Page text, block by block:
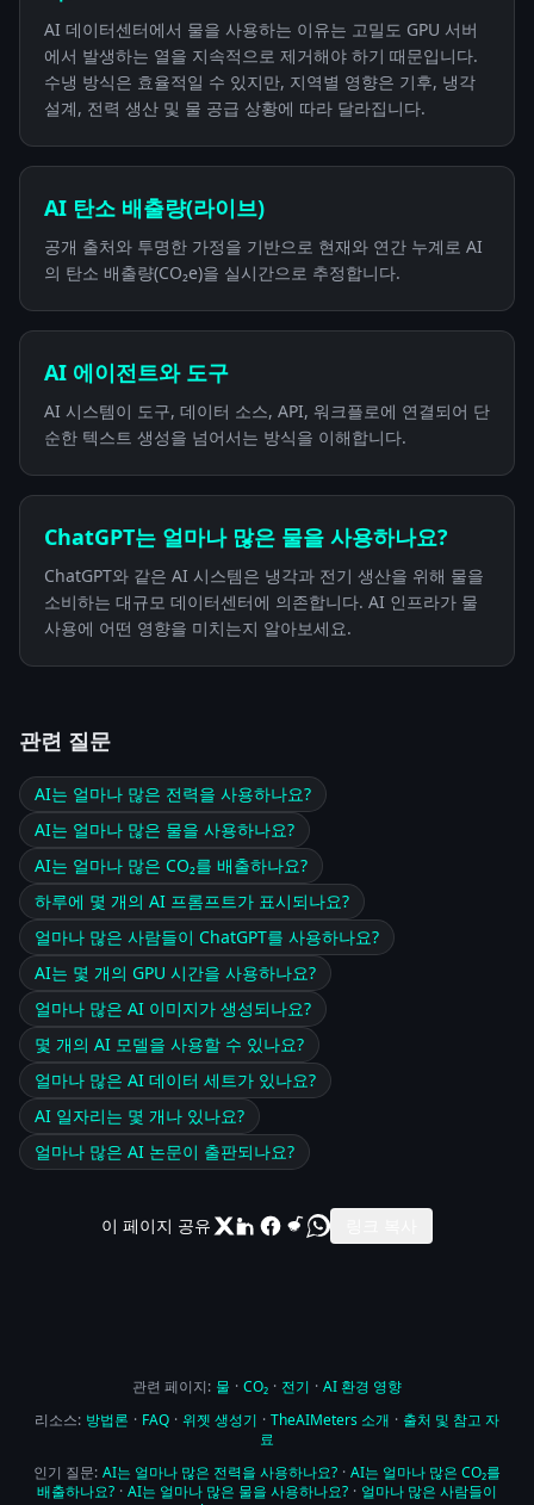
AI 데이터센터에서 물을 사용하는 이유는 고밀도 GPU 서버
에서 발생하는 열을 지속적으로 제거해야 하기 때문입니다.
수냉 방식은 효율적일 수 있지만, 지역별 영향은 기후, 냉각
설계, 전력 생산 및 물 공급 상황에 따라 달라집니다.
AI 탄소 배출량(라이브)
공개 출처와 투명한 가정을 기반으로 현재와 연간 누계로 AI
의 탄소 배출량(CO₂e)을 실시간으로 추정합니다.
AI 에이전트와 도구
AI 시스템이 도구, 데이터 소스, API, 워크플로에 연결되어 단
순한 텍스트 생성을 넘어서는 방식을 이해합니다.
ChatGPT는 얼마나 많은 물을 사용하나요?
ChatGPT와 같은 AI 시스템은 냉각과 전기 생산을 위해 물을
소비하는 대규모 데이터센터에 의존합니다. AI 인프라가 물
사용에 어떤 영향을 미치는지 알아보세요.
관련 질문
AI는 얼마나 많은 전력을 사용하나요?
AI는 얼마나 많은 물을 사용하나요?
AI는 얼마나 많은 CO₂를 배출하나요?
하루에 몇 개의 AI 프롬프트가 표시되나요?
얼마나 많은 사람들이 ChatGPT를 사용하나요?
AI는 몇 개의 GPU 시간을 사용하나요?
얼마나 많은 AI 이미지가 생성되나요?
몇 개의 AI 모델을 사용할 수 있나요?
얼마나 많은 AI 데이터 세트가 있나요?
AI 일자리는 몇 개나 있나요?
얼마나 많은 AI 논문이 출판되나요?
이 페이지 공유
관련 페이지: 물 · CO₂ · 전기 · AI 환경 영향
리소스: 방법론 · FAQ · 위젯 생성기 · TheAIMeters 소개 · 출처 및 참고 자
료
인기 질문: AI는 얼마나 많은 전력을 사용하나요? · AI는 얼마나 많은 CO₂를
배출하나요? · AI는 얼마나 많은 물을 사용하나요? · 얼마나 많은 사람들이